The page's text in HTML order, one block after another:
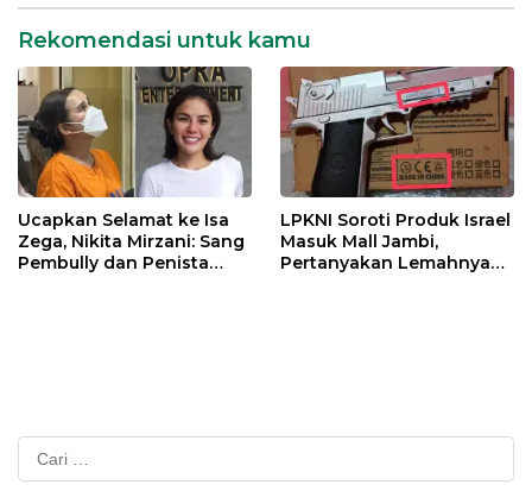
Rekomendasi untuk kamu
Ucapkan Selamat ke Isa
Zega, Nikita Mirzani: Sang
Pembully dan Penista
LPKNI Soroti Produk Israel
Masuk Mall Jambi,
Pertanyakan Lemahnya
Cari
untuk: